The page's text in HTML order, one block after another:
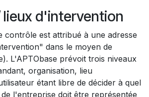
lieux d'intervention
contrôle est attribué à une adresse
dans le moyen de
L'APTObase prévoit trois niveaux
organisation, lieu
étant libre de décider à quel
l'entreprise doit être représentée